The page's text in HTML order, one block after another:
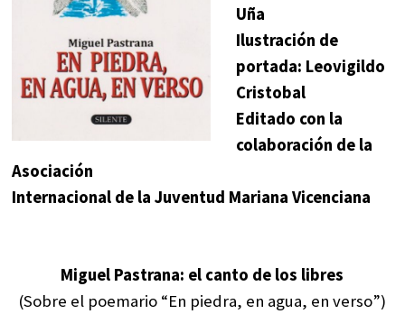
Uña
Ilustración de
portada: Leovigildo
Cristobal
Editado con la
colaboración de la
Asociación
Internacional de la Juventud Mariana Vicenciana
Miguel Pastrana: el canto de los libres
(Sobre el poemario “En piedra, en agua, en verso”)